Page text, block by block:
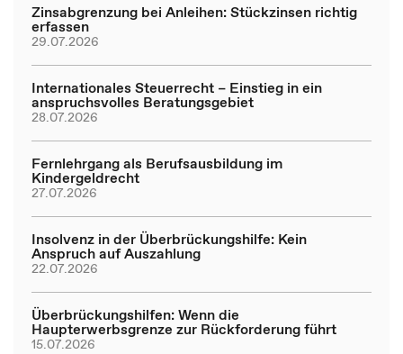
Zinsabgrenzung bei Anleihen: Stückzinsen richtig
erfassen
29.07.2026
Internationales Steuerrecht – Einstieg in ein
anspruchsvolles Beratungsgebiet
28.07.2026
Fernlehrgang als Berufsausbildung im
Kindergeldrecht
27.07.2026
Insolvenz in der Überbrückungshilfe: Kein
Anspruch auf Auszahlung
22.07.2026
Überbrückungshilfen: Wenn die
Haupterwerbsgrenze zur Rückforderung führt
15.07.2026